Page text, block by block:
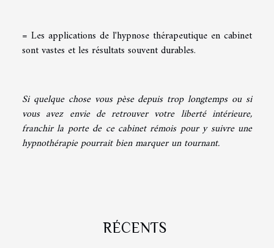
= Les applications de l'hypnose thérapeutique en cabinet
sont vastes et les résultats souvent durables.
Si quelque chose vous pèse depuis trop longtemps ou si
vous avez envie de retrouver votre liberté intérieure,
franchir la porte de ce cabinet rémois pour y suivre une
hypnothérapie pourrait bien marquer un tournant.
RÉCENTS